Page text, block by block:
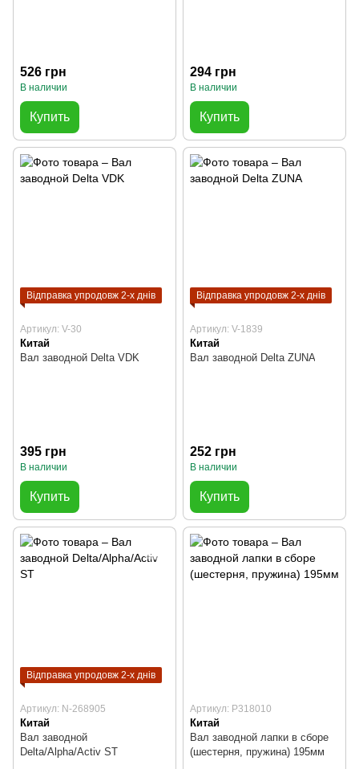
526 грн
В наличии
Купить
294 грн
В наличии
Купить
Відправка упродовж 2-х днів
Артикул: V-30
Китай
Вал заводной Delta VDK
395 грн
В наличии
Купить
Відправка упродовж 2-х днів
Артикул: V-1839
Китай
Вал заводной Delta ZUNA
252 грн
В наличии
Купить
Відправка упродовж 2-х днів
Артикул: N-268905
Китай
Вал заводной
Delta/Alpha/Activ ST
Артикул: P318010
Китай
Вал заводной лапки в сборе
(шестерня, пружина) 195мм